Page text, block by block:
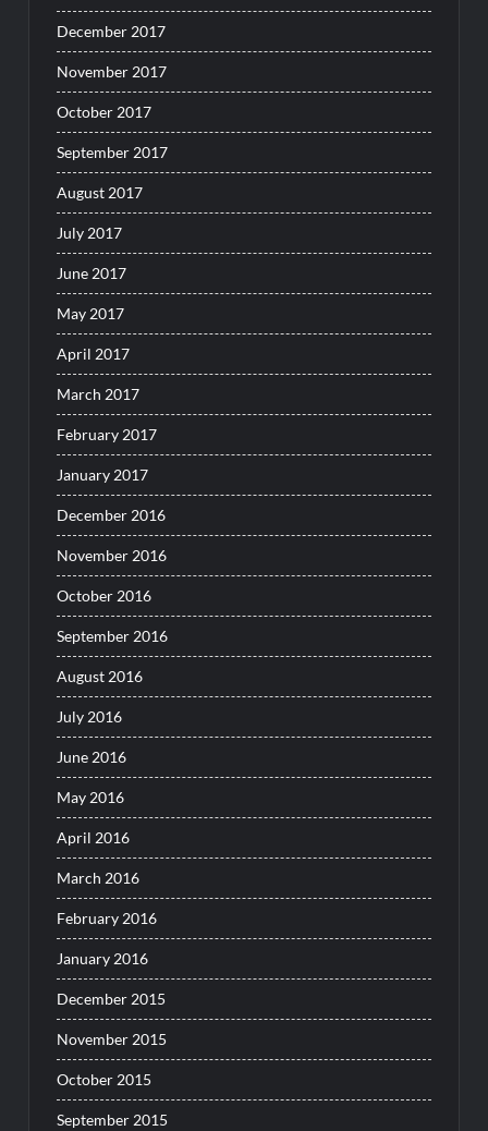
December 2017
November 2017
October 2017
September 2017
August 2017
July 2017
June 2017
May 2017
April 2017
March 2017
February 2017
January 2017
December 2016
November 2016
October 2016
September 2016
August 2016
July 2016
June 2016
May 2016
April 2016
March 2016
February 2016
January 2016
December 2015
November 2015
October 2015
September 2015